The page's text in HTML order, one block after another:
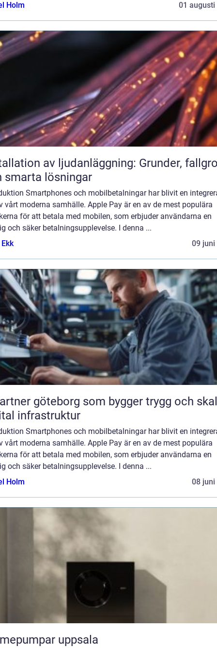
Holm
01 augusti
av ljudanläggning: Grunder,
smarta lösningar
Smartphones och mobilbetalningar har blivit en
vårt moderna samhälle. Apple Pay är en av de mest populära
för att betala med mobilen, som erbjuder användarna en
och säker betalningsupplevelse. I denna ...
09 juni
göteborg som bygger trygg och
infrastruktur
Smartphones och mobilbetalningar har blivit en
vårt moderna samhälle. Apple Pay är en av de mest populära
för att betala med mobilen, som erbjuder användarna en
och säker betalningsupplevelse. I denna ...
Holm
08 juni
uppsala